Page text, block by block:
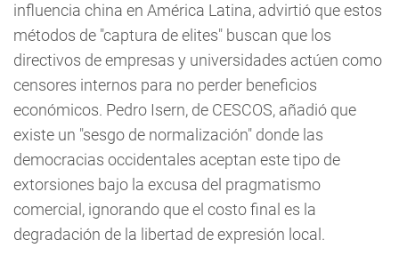
influencia china en América Latina, advirtió que estos
métodos de "captura de elites" buscan que los
directivos de empresas y universidades actúen como
censores internos para no perder beneficios
económicos. Pedro Isern, de CESCOS, añadió que
existe un "sesgo de normalización" donde las
democracias occidentales aceptan este tipo de
extorsiones bajo la excusa del pragmatismo
comercial, ignorando que el costo final es la
degradación de la libertad de expresión local.